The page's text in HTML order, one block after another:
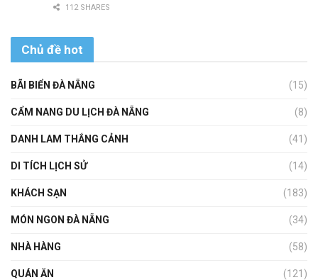
112 SHARES
Chủ đề hot
BÃI BIỂN ĐÀ NẴNG (15)
CẨM NANG DU LỊCH ĐÀ NẴNG (8)
DANH LAM THẮNG CẢNH (41)
DI TÍCH LỊCH SỬ (14)
KHÁCH SẠN (183)
MÓN NGON ĐÀ NẴNG (34)
NHÀ HÀNG (58)
QUÁN ĂN (121)